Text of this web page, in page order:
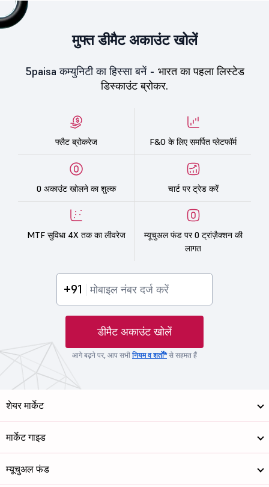
मुफ्त डीमैट अकाउंट खोलें
5paisa कम्युनिटी का हिस्सा बनें - भारत का पहला लिस्टेड
डिस्काउंट ब्रोकर.
फ्लैट ब्रोकरेज F&O के लिए समर्पित प्लेटफॉर्म
0 अकाउंट खोलने का शुल्क चार्ट पर ट्रेड करें
MTF सुविधा 4X तक का लीवरेज
म्यूचुअल फंड पर 0 ट्रांज़ैक्शन की
लागत
+91
डीमैट अकाउंट खोलें
आगे बढ़ने पर, आप सभीनियम व शर्तों*से सहमत हैं
शेयर मार्केट
मार्केट गाइड
म्यूचुअल फंड